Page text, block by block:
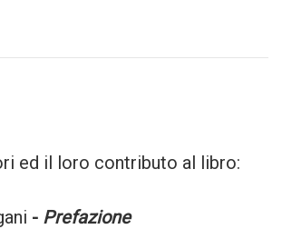
ed il loro contributo al libro:
- Prefazione